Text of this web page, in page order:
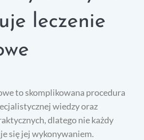
leczenie
to skomplikowana procedura
wiedzy oraz
dlatego nie każdy
się jej wykonywaniem.